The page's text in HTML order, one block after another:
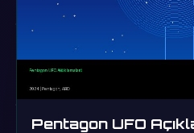
Pentagon UFO